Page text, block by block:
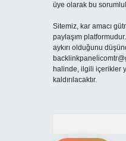
üye olarak bu
Sitemiz, kar amacı
paylaşım
aykırı olduğunu
halinde, ilgili içerikler
kaldırılacaktır.